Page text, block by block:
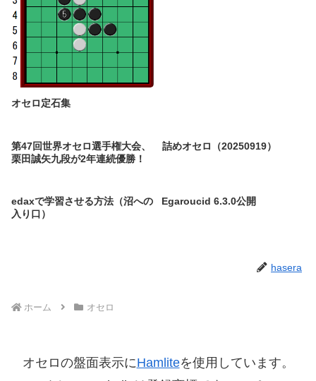
オセロ定石集
第47回世界オセロ選手権大会、
栗田誠矢九段が2年連続優勝！
詰めオセロ（20250919）
edaxで学習させる方法（沼への
入り口）
Egaroucid 6.3.0公開
hasera
ホーム オセロ
オセロの盤面表示にHamliteを使用しています。